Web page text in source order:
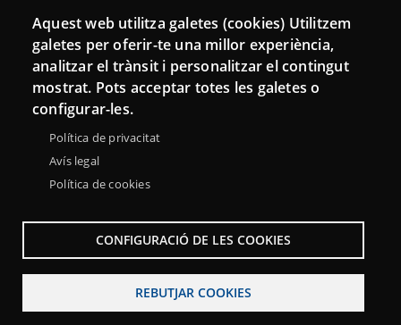
Connecta
Bustia de contacte
Butlletins
Aquest web utilitza galetes (cookies) Utilitzem
galetes per oferir-te una millor experiència,
analitzar el trànsit i personalitzar el contingut
mostrat. Pots acceptar totes les galetes o
configurar-les.
Política de privacitat
Avís legal
Política de cookies
CONFIGURACIÓ DE LES COOKIES
REBUTJAR COOKIES